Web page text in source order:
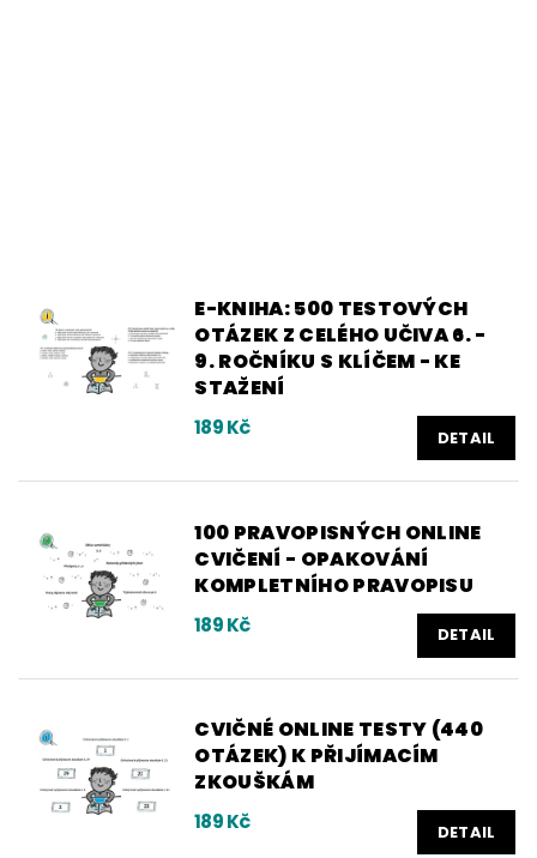
E-KNIHA: 500 TESTOVÝCH
OTÁZEK Z CELÉHO UČIVA 6. -
9. ROČNÍKU S KLÍČEM - KE
STAŽENÍ
189 Kč DETAIL
100 PRAVOPISNÝCH ONLINE
CVIČENÍ - OPAKOVÁNÍ
KOMPLETNÍHO PRAVOPISU
189 Kč DETAIL
CVIČNÉ ONLINE TESTY (440
OTÁZEK) K PŘIJÍMACÍM
ZKOUŠKÁM
189 Kč DETAIL